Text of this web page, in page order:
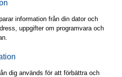
information från din dator och
uppgifter om programvara och
dig används för att förbättra och